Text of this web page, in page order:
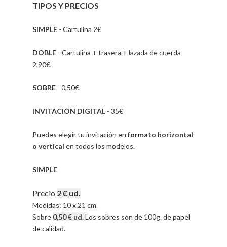
TIPOS Y PRECIOS
SIMPLE - Cartulina 2€
DOBLE - Cartulina + trasera + lazada de cuerda
2,90€
SOBRE - 0,50€
INVITACIÓN DIGITAL - 35€
Puedes elegir tu invitación en formato horizontal
o vertical en todos los modelos.
SIMPLE
Precio 2 € ud.
Medidas: 10 x 21 cm.
Sobre 0,50 € ud.Los sobres son de 100g. de papel
de calidad.